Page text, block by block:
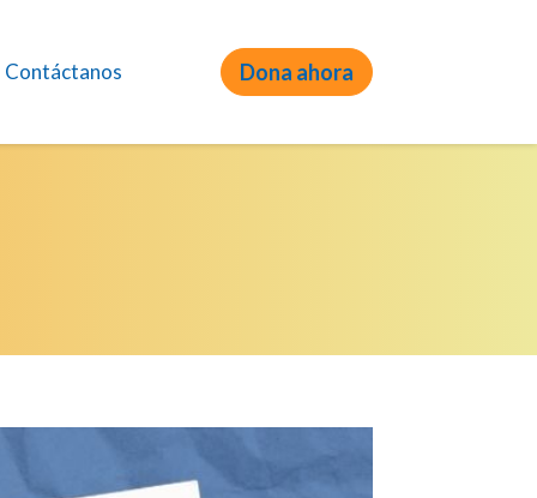
Contáctanos Dona ahora